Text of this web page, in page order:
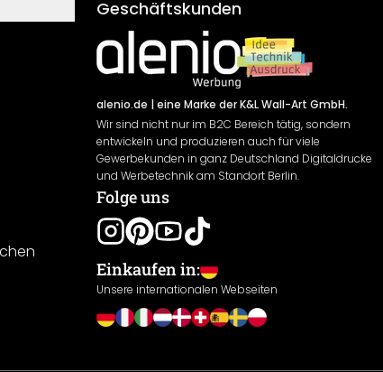
Geschäftskunden
alenio.de | eine Marke der K&L Wall-Art GmbH.
Wir sind nicht nur im B2C Bereich tätig, sondern
entwickeln und produzieren auch für viele
Gewerbekunden in ganz Deutschland Digitaldrucke
und Werbetechnik am Standort Berlin.
Folge uns
Einkaufen in:
Unsere internationalen Webseiten